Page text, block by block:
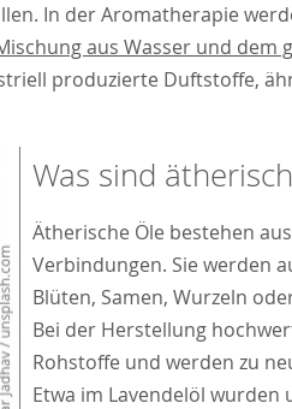
In der Aromatherapie
aus Wasser und dem
produzierte Duftstoffe,
Was sind
Ätherische Öle bestehen
Verbindungen. Sie werden
Blüten, Samen, Wurzeln
Bei der Herstellung
Rohstoffe und werden zu
Etwa im Lavendelöl wurden